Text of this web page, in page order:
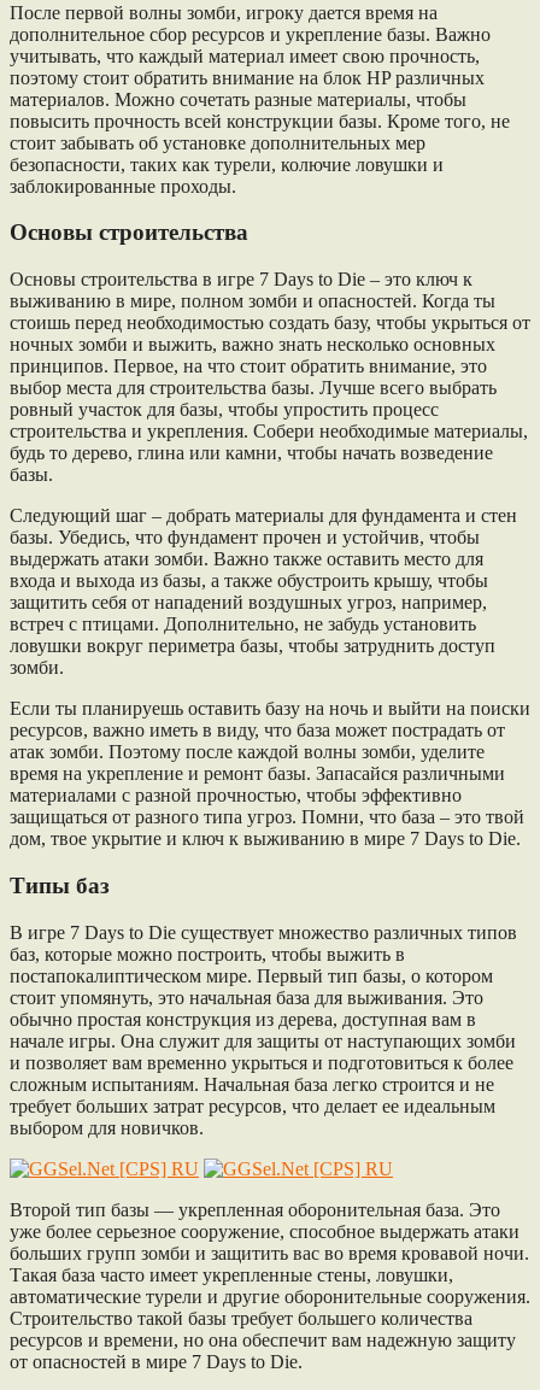
После первой волны зомби, игроку дается время на
дополнительное сбор ресурсов и укрепление базы. Важно
учитывать, что каждый материал имеет свою прочность,
поэтому стоит обратить внимание на блок HP различных
материалов. Можно сочетать разные материалы, чтобы
повысить прочность всей конструкции базы. Кроме того, не
стоит забывать об установке дополнительных мер
безопасности, таких как турели, колючие ловушки и
заблокированные проходы.
Основы строительства
Основы строительства в игре 7 Days to Die – это ключ к
выживанию в мире, полном зомби и опасностей. Когда ты
стоишь перед необходимостью создать базу, чтобы укрыться от
ночных зомби и выжить, важно знать несколько основных
принципов. Первое, на что стоит обратить внимание, это
выбор места для строительства базы. Лучше всего выбрать
ровный участок для базы, чтобы упростить процесс
строительства и укрепления. Собери необходимые материалы,
будь то дерево, глина или камни, чтобы начать возведение
базы.
Следующий шаг – добрать материалы для фундамента и стен
базы. Убедись, что фундамент прочен и устойчив, чтобы
выдержать атаки зомби. Важно также оставить место для
входа и выхода из базы, а также обустроить крышу, чтобы
защитить себя от нападений воздушных угроз, например,
встреч с птицами. Дополнительно, не забудь установить
ловушки вокруг периметра базы, чтобы затруднить доступ
зомби.
Если ты планируешь оставить базу на ночь и выйти на поиски
ресурсов, важно иметь в виду, что база может пострадать от
атак зомби. Поэтому после каждой волны зомби, уделите
время на укрепление и ремонт базы. Запасайся различными
материалами с разной прочностью, чтобы эффективно
защищаться от разного типа угроз. Помни, что база – это твой
дом, твое укрытие и ключ к выживанию в мире 7 Days to Die.
Типы баз
В игре 7 Days to Die существует множество различных типов
баз, которые можно построить, чтобы выжить в
постапокалиптическом мире. Первый тип базы, о котором
стоит упомянуть, это начальная база для выживания. Это
обычно простая конструкция из дерева, доступная вам в
начале игры. Она служит для защиты от наступающих зомби
и позволяет вам временно укрыться и подготовиться к более
сложным испытаниям. Начальная база легко строится и не
требует больших затрат ресурсов, что делает ее идеальным
выбором для новичков.
Второй тип базы — укрепленная оборонительная база. Это
уже более серьезное сооружение, способное выдержать атаки
больших групп зомби и защитить вас во время кровавой ночи.
Такая база часто имеет укрепленные стены, ловушки,
автоматические турели и другие оборонительные сооружения.
Строительство такой базы требует большего количества
ресурсов и времени, но она обеспечит вам надежную защиту
от опасностей в мире 7 Days to Die.